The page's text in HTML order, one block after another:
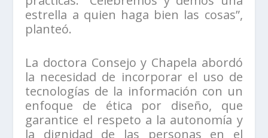
estrella a quien haga bien las cosas”,
planteó.
La doctora Consejo y Chapela abordó
la necesidad de incorporar el uso de
tecnologías de la información con un
enfoque de ética por diseño, que
garantice el respeto a la autonomía y
la dignidad de las personas en el